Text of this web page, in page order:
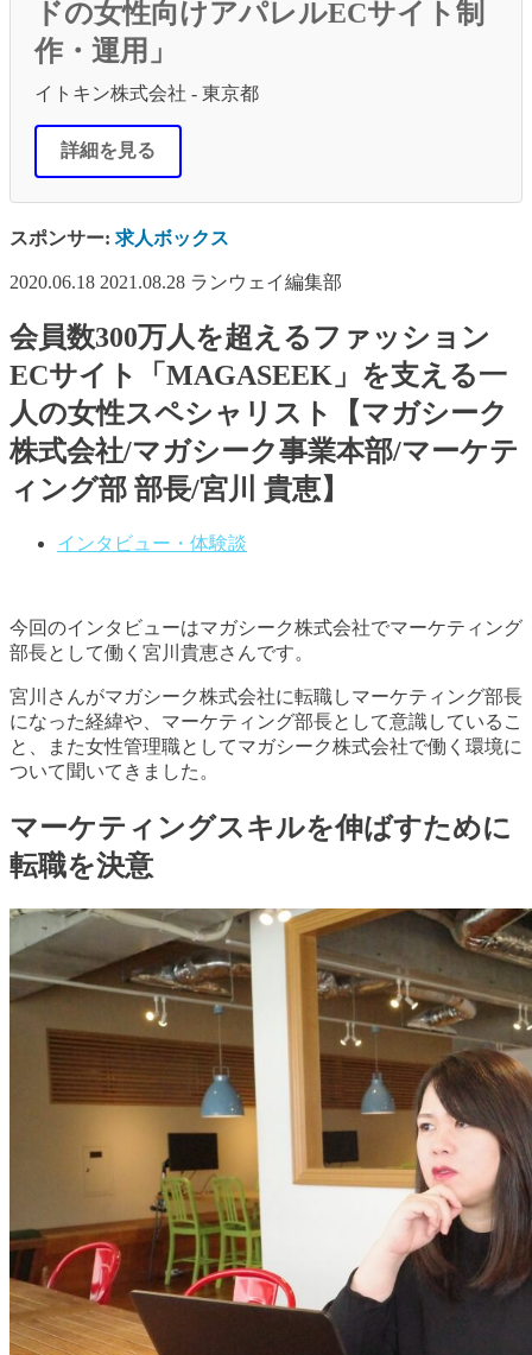
ドの女性向けアパレルECサイト制
作・運用」
イトキン株式会社 - 東京都
詳細を見る
スポンサー: 求人ボックス
2020.06.18 2021.08.28 ランウェイ編集部
会員数300万人を超えるファッション
ECサイト「MAGASEEK」を支える一
人の女性スペシャリスト【マガシーク
株式会社/マガシーク事業本部/マーケテ
ィング部 部長/宮川 貴恵】
インタビュー・体験談
今回のインタビューはマガシーク株式会社でマーケティング
部長として働く宮川貴恵さんです。
宮川さんがマガシーク株式会社に転職しマーケティング部長
になった経緯や、マーケティング部長として意識しているこ
と、また女性管理職としてマガシーク株式会社で働く環境に
ついて聞いてきました。
マーケティングスキルを伸ばすために
転職を決意